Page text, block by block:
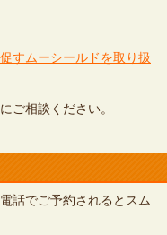
すムーシールドを取り扱
ご相談ください。
話でご予約されるとスム